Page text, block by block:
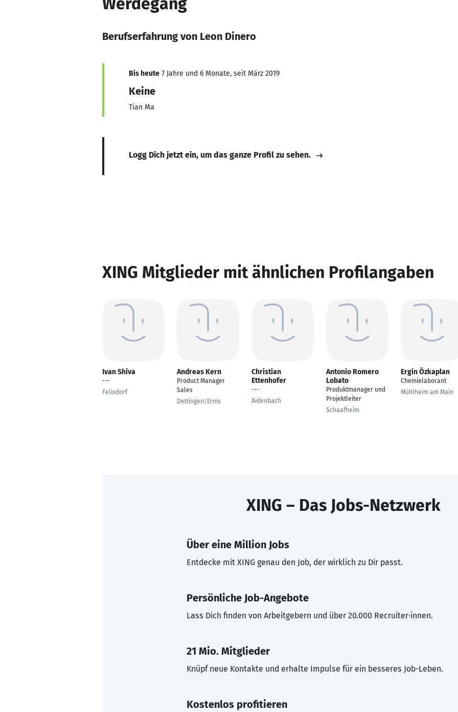
Berufserfahrung von Leon Dinero
Bis heute 7 Jahre und 6 Monate, seit März 2019
Keine
Tian Ma
Logg Dich jetzt ein, um das ganze Profil zu sehen.
XING Mitglieder mit ähnlichen Profilangaben
Ivan Shiva
---
Felixdorf
Andreas Kern
Product Manager
Sales
Dettingen/Erms
Christian
Ettenhofer
---
Aidenbach
Antonio Romero
Lobato
Produktmanager und
Projektleiter
Schaafheim
Ergin Özkaplan
Chemielaborant
Mühlheim am Main
XING – Das Jobs-Netzwerk
Über eine Million Jobs
Entdecke mit XING genau den Job, der wirklich zu Dir passt.
Persönliche Job-Angebote
Lass Dich finden von Arbeitgebern und über 20.000 Recruiter·innen.
21 Mio. Mitglieder
Knüpf neue Kontakte und erhalte Impulse für ein besseres Job-Leben.
Kostenlos profitieren